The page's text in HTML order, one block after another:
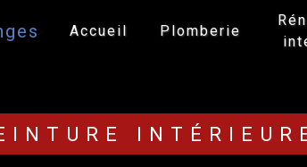
Accueil Plomberie